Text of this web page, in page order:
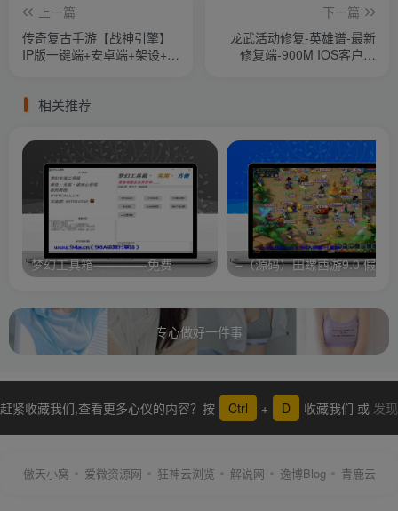
上一篇
传奇复古手游【战神引擎】
IP版一键端+安卓端+架设+外
下一篇
龙武活动修复-英雄谱-最新
修复端-900M IOS客户端
相关推荐
梦幻工具箱————-免费
专心做好一件事
赶紧收藏我们,查看更多心仪的内容？按 Ctrl + D 收藏我们 或 发现
傲天小窝 爱微资源网 狂神云浏览 解说网 逸博Blog 青鹿云